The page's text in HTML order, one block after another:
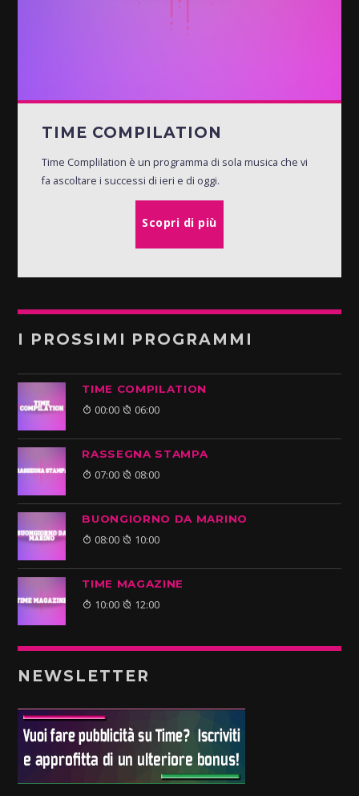
TIME COMPILATION
Time Complilation è un programma di sola musica che vi
fa ascoltare i successi di ieri e di oggi.
Scopri di più
I PROSSIMI PROGRAMMI
TIME COMPILATION
00:00 06:00
RASSEGNA STAMPA
07:00 08:00
BUONGIORNO DA MARINO
08:00 10:00
TIME MAGAZINE
10:00 12:00
NEWSLETTER